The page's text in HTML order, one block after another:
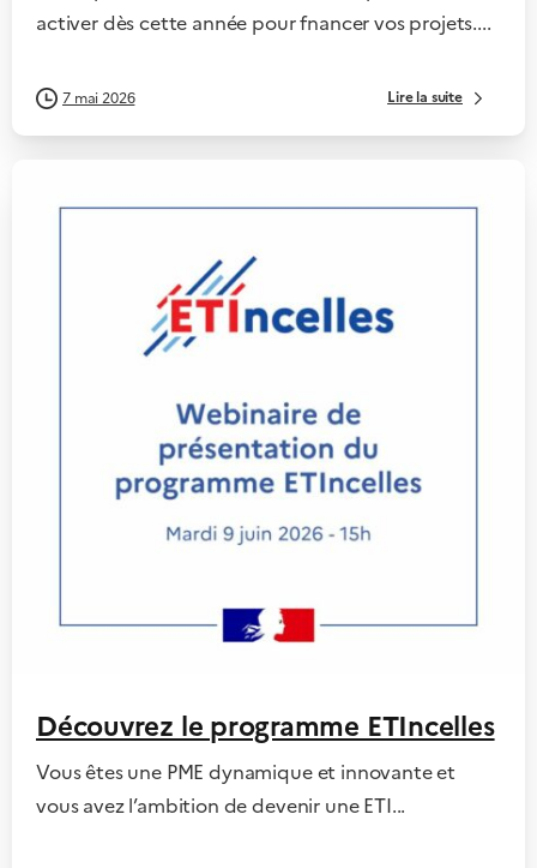
activer dès cette année pour fnancer vos projets....
7 mai 2026 Lire la suite
Découvrez le programme ETIncelles
Vous êtes une PME dynamique et innovante et
vous avez l’ambition de devenir une ETI...